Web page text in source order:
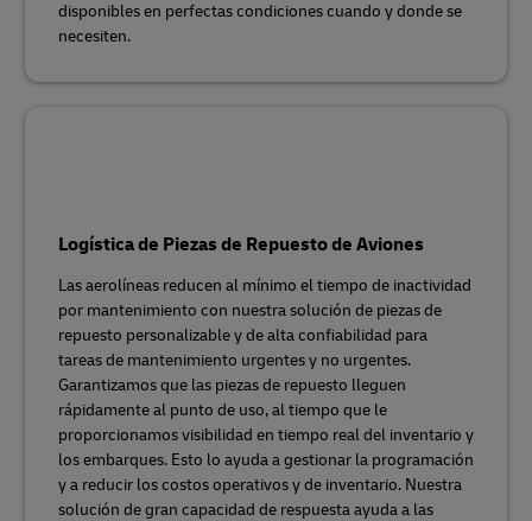
disponibles en perfectas condiciones cuando y donde se
necesiten.
Logística de Piezas de Repuesto de Aviones
Las aerolíneas reducen al mínimo el tiempo de inactividad
por mantenimiento con nuestra solución de piezas de
repuesto personalizable y de alta confiabilidad para
tareas de mantenimiento urgentes y no urgentes.
Garantizamos que las piezas de repuesto lleguen
rápidamente al punto de uso, al tiempo que le
proporcionamos visibilidad en tiempo real del inventario y
los embarques. Esto lo ayuda a gestionar la programación
y a reducir los costos operativos y de inventario. Nuestra
solución de gran capacidad de respuesta ayuda a las